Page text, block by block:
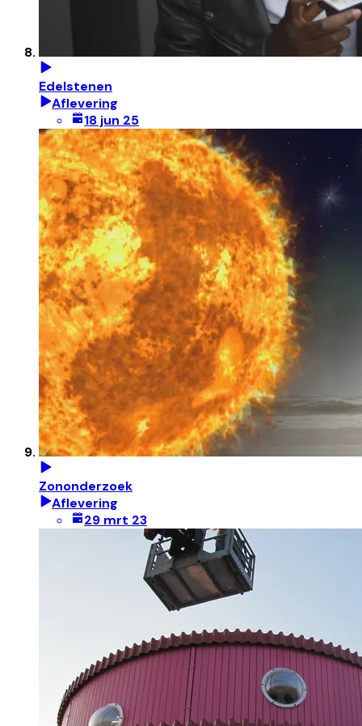
Edelstenen
Aflevering
18 jun 25
Zononderzoek
Aflevering
29 mrt 23